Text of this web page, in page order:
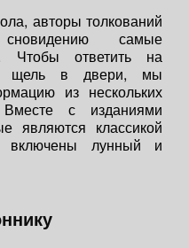
авторы толкований
самые
Чтобы ответить на
щель в двери, мы
из нескольких
с изданиями
являются классикой
включены лунный и